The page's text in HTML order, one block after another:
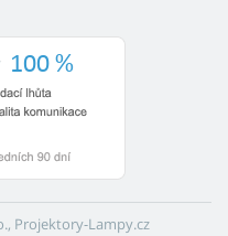
Projektory-Lampy.cz